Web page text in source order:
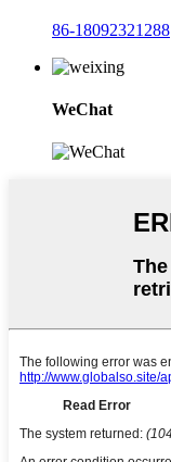
86-18092321288
WeChat